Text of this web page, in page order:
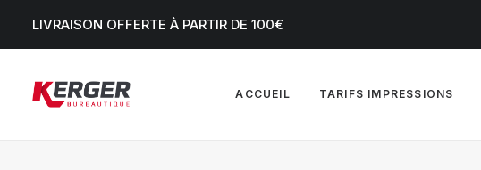
LIVRAISON OFFERTE À PARTIR DE 100€
ACCUEIL TARIFS IMPRESSIONS